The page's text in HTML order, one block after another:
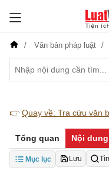
Văn bản pháp luật
👉 Quay về: Tra cứu văn
Tổng quan Nội dung
Mục lục Lưu